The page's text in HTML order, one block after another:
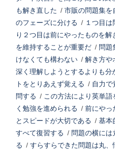
も解き直した / 市販の問題集を
のフェーズに分ける / １つ目
り２つ目は前にやったものを解
を維持することが重要だ / 問題
けなくても構わない / 解き方や
深く理解しようとするよりも
トをとりあえず覚える / 自力で
問する / この方法により英単語
く勉強を進められる / 前にやっ
とスピードが大切である / 基本
すべて復習する / 問題の横に
る / すらすらできた問題は丸